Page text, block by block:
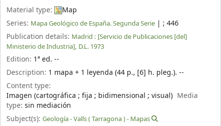
Material type:
Map
Series: Mapa Geológico de España. Segunda Serie | ; 446
Publication details: Madrid : [Servicio de Publicaciones [del]
Ministerio de Industria], D.L. 1973
Edition: 1ª ed. --
Description: 1 mapa + 1 leyenda (44 p., [6] h. pleg.). --
Content type:
Imagen (cartográfica ; fija ; bidimensional ; visual) Media
type: sin mediación
Subject(s): Geología - Valls ( Tarragona ) - Mapas